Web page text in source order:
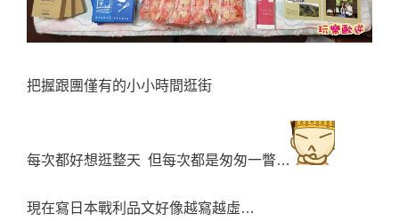
把握跟團僅有的小小時間逛街
每次都好想逛整天 但每次都是匆匆一瞥…
現在寫日本戰利品文好像越寫越虛…